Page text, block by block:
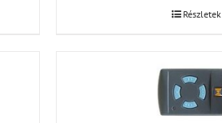
Részletek